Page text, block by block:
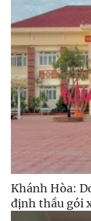
Khánh Hòa:
định thầu gói